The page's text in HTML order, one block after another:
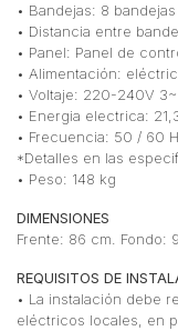
• Bandejas: 8
• Distancia entre
• Panel: Panel de
• Alimentación:
• Voltaje: 220-240V 3~
• Energia electrica:
• Frecuencia: 50 / 60
*Detalles en las
• Peso: 148 kg
DIMENSIONES
Frente: 86 cm. Fondo:
REQUISITOS DE
• La instalación debe
eléctricos locales, en